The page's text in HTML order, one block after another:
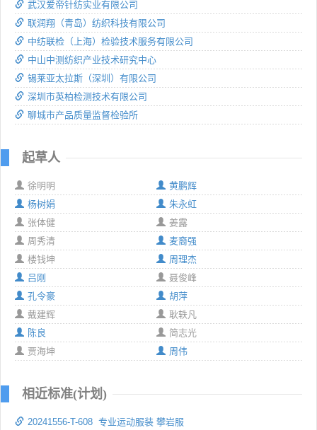
武汉爱帝针纺实业有限公司
联润翔（青岛）纺织科技有限公司
中纺联检（上海）检验技术服务有限公司
中山中测纺织产业技术研究中心
锡莱亚太拉斯（深圳）有限公司
深圳市英柏检测技术有限公司
聊城市产品质量监督检验所
起草人
徐明明
黄鹏辉
杨树娟
朱永虹
张体健
姜露
周秀清
麦裔强
楼钱坤
周理杰
吕刚
聂俊峰
孔令豪
胡萍
戴建辉
耿轶凡
陈良
简志光
贾海坤
周伟
相近标准(计划)
20241556-T-608 专业运动服装 攀岩服